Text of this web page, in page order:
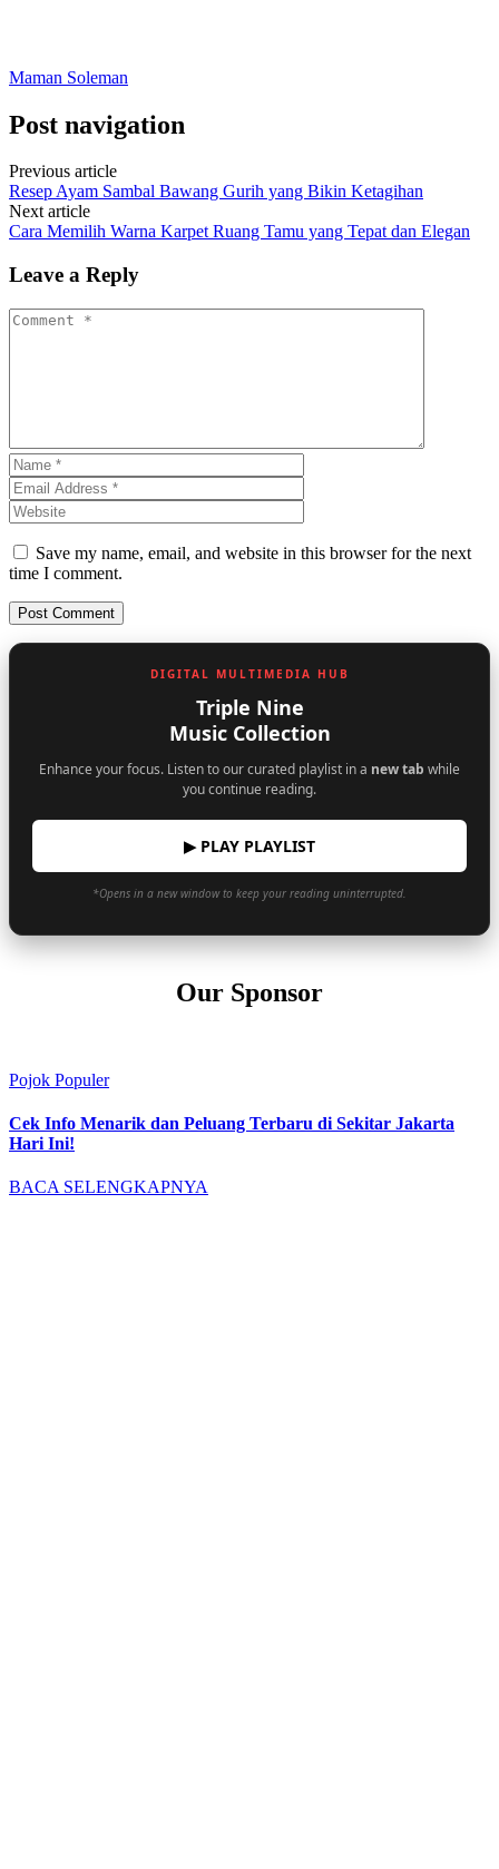
Maman Soleman
Post navigation
Previous article
Resep Ayam Sambal Bawang Gurih yang Bikin Ketagihan
Next article
Cara Memilih Warna Karpet Ruang Tamu yang Tepat dan Elegan
Leave a Reply
Save my name, email, and website in this browser for the next
time I comment.
DIGITAL MULTIMEDIA HUB
Triple Nine
Music Collection
Enhance your focus. Listen to our curated playlist in a new tab while
you continue reading.
▶ PLAY PLAYLIST
*Opens in a new window to keep your reading uninterrupted.
Our Sponsor
Pojok Populer
Cek Info Menarik dan Peluang Terbaru di Sekitar Jakarta
Hari Ini!
BACA SELENGKAPNYA